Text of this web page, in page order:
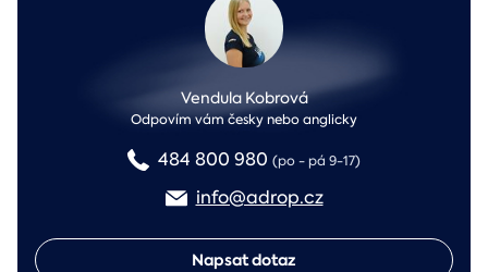
Vendula Kobrová
Odpovím vám česky nebo anglicky
484 800 980 (po - pá 9-17)
info@adrop.cz
Napsat dotaz